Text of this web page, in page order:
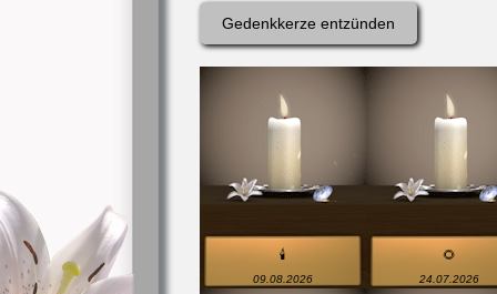
Gedenkkerze entzünden
🕯️
09.08.2026
🌻
24.07.2026